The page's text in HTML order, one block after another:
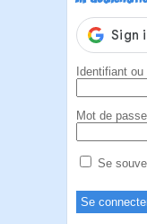
Identifiant ou
Mot de passe
Se